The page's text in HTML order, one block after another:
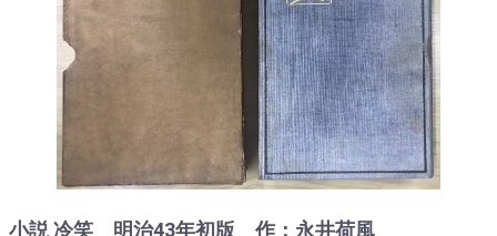
小説 冷笑 明治43年初版 作：永井荷風